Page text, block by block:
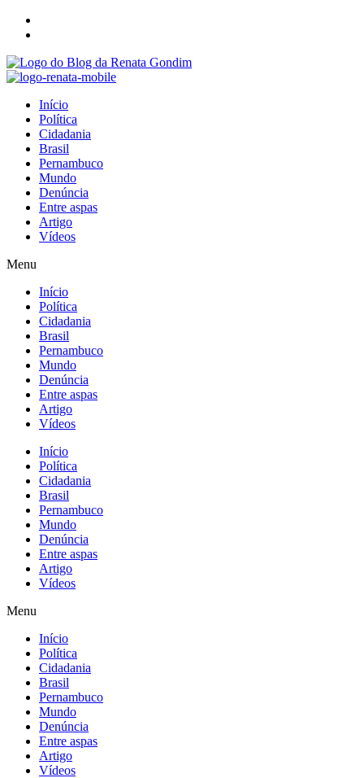
Início
Política
Cidadania
Brasil
Pernambuco
Mundo
Denúncia
Entre aspas
Artigo
Vídeos
Menu
Início
Política
Cidadania
Brasil
Pernambuco
Mundo
Denúncia
Entre aspas
Artigo
Vídeos
Início
Política
Cidadania
Brasil
Pernambuco
Mundo
Denúncia
Entre aspas
Artigo
Vídeos
Menu
Início
Política
Cidadania
Brasil
Pernambuco
Mundo
Denúncia
Entre aspas
Artigo
Vídeos